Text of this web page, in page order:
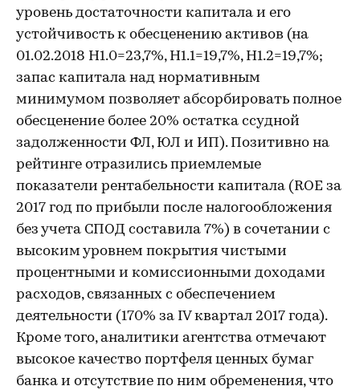
уровень достаточности капитала и его
устойчивость к обесценению активов (на
01.02.2018 Н1.0=23,7%, Н1.1=19,7%, Н1.2=19,7%;
запас капитала над нормативным
минимумом позволяет абсорбировать полное
обесценение более 20% остатка ссудной
задолженности ФЛ, ЮЛ и ИП). Позитивно на
рейтинге отразились приемлемые
показатели рентабельности капитала (ROE за
2017 год по прибыли после налогообложения
без учета СПОД составила 7%) в сочетании с
высоким уровнем покрытия чистыми
процентными и комиссионными доходами
расходов, связанных с обеспечением
деятельности (170% за IV квартал 2017 года).
Кроме того, аналитики агентства отмечают
высокое качество портфеля ценных бумаг
банка и отсутствие по ним обременения, что